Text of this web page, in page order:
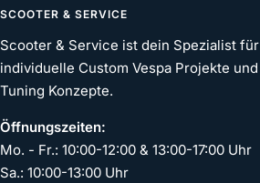
SCOOTER & SERVICE
Scooter & Service ist dein Spezialist für
individuelle Custom Vespa Projekte und
Tuning Konzepte.
Öffnungszeiten:
Mo. - Fr.: 10:00-12:00 & 13:00-17:00 Uhr
Sa.: 10:00-13:00 Uhr